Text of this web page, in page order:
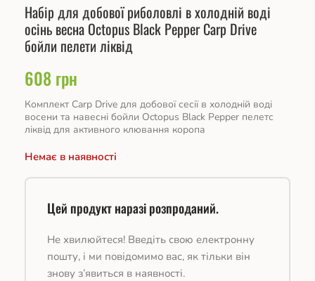
Набір для добової риболовлі в холодній воді
осінь весна Octopus Black Pepper Carp Drive
бойли пелети ліквід
608грн
Комплект Carp Drive для добової сесії в холодній воді
восени та навесні бойли Octopus Black Pepper пелетс
ліквід для активного клювання коропа
Немає в наявності
Цей продукт наразі розпроданий.
Не хвилюйтеся! Введіть свою електронну
пошту, і ми повідомимо вас, як тільки він
знову з’явиться в наявності.